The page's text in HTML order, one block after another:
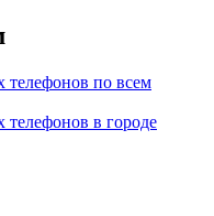
телефонов по всем
телефонов в городе